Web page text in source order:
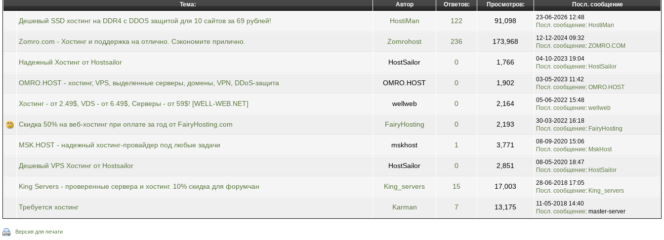
Тема: Автор Ответов: Просмотров: Посл. сообщение
Дешевый SSD хостинг на DDR4 с DDOS защитой для 10 сайтов за 69 рублей! HostiMan 122 91,098
23-06-2026 12:48
Посл. сообщение: HostiMan
Zomro.com - Хостинг и поддержка на отлично. Сэкономите прилично. Zomrohost 236 173,968
12-12-2024 09:32
Посл. сообщение: ZOMRO.COM
Надежный Хостинг от Hostsailor HostSailor 0 1,766
04-10-2023 19:04
Посл. сообщение: HostSailor
OMRO.HOST - хостинг, VPS, выделенные серверы, домены, VPN, DDoS-защита OMRO.HOST 0 1,902
03-05-2023 11:42
Посл. сообщение: OMRO.HOST
Хостинг - от 2.49$, VDS - от 6.49$, Серверы - от 59$! [WELL-WEB.NET] wellweb 0 2,164
05-06-2022 15:48
Посл. сообщение: wellweb
Скидка 50% на веб-хостинг при оплате за год от FairyHosting.com FairyHosting 0 2,193
30-03-2022 16:18
Посл. сообщение: FairyHosting
MSK.HOST - надежный хостинг-провайдер под любые задачи mskhost 1 3,771
08-09-2020 15:06
Посл. сообщение: MskHost
Дешевый VPS Хостинг от Hostsailor HostSailor 0 2,851
08-05-2020 18:47
Посл. сообщение: HostSailor
King Servers - проверенные сервера и хостинг. 10% скидка для форумчан King_servers 15 17,003
28-06-2018 17:05
Посл. сообщение: King_servers
Требуется хостинг Karman 7 13,175
11-05-2018 14:40
Посл. сообщение: master-server
Версия для печати